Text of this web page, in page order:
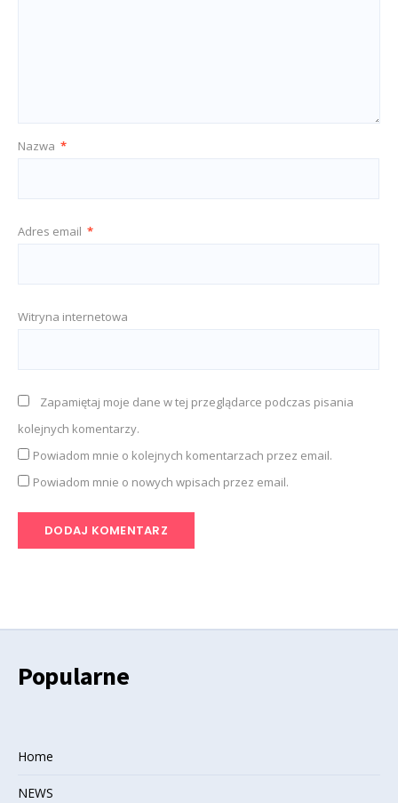
Nazwa *
Adres email *
Witryna internetowa
Zapamiętaj moje dane w tej przeglądarce podczas pisania
kolejnych komentarzy.
Powiadom mnie o kolejnych komentarzach przez email.
Powiadom mnie o nowych wpisach przez email.
Popularne
Home
NEWS